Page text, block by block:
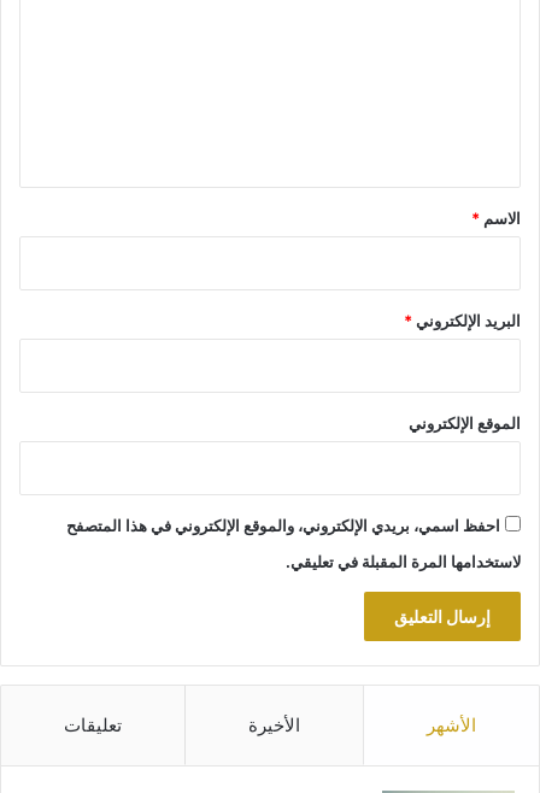
*
الاسم *
البريد الإلكتروني*
الموقع الإلكتروني
احفظ اسمي، بريدي الإلكتروني، والموقع الإلكتروني في هذا المتصفح
لاستخدامها المرة المقبلة في تعليقي.
الأشهر الأخيرة تعليقات